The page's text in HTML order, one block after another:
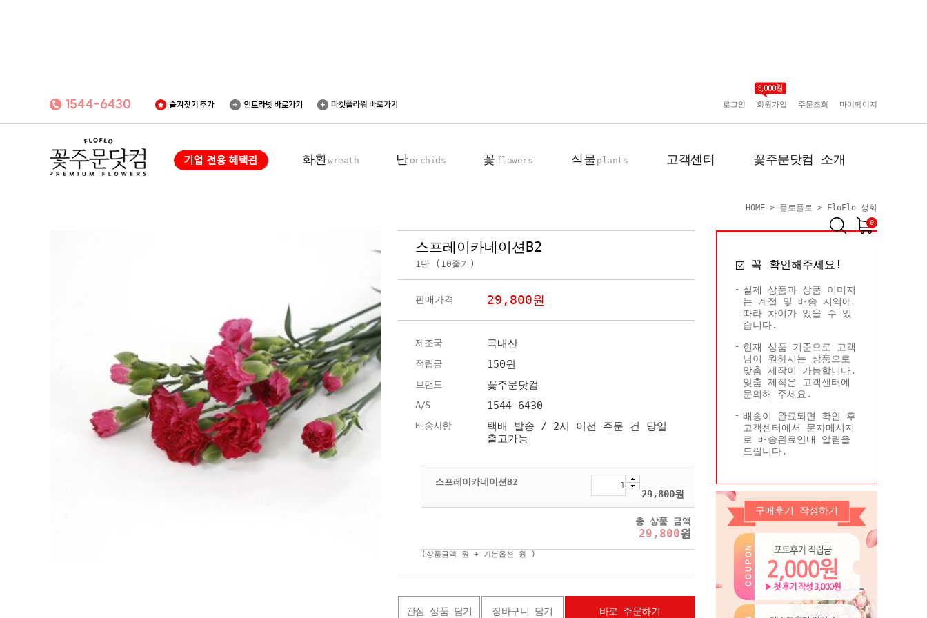
로그인 회원가입 주문조회 마이페이지
화환wreath 난 orchids 꽃 flowers 식물 plants 고객센터 꽃주문닷컴 소개
0
동양란
서양란
꽃다발
Q&A
회사 연혁
플로플로소개
회원사 현황
콜롬비아현황
HOME > 플로플로 > FloFlo 생화
꼭 확인해주세요!
실제 상품과 상품 이미지
는 계절 및 배송 지역에
따라 차이가 있을 수 있
습니다.
현재 상품 기준으로 고객
님이 원하시는 상품으로
맞춤 제작이 가능합니다.
맞춤 제작은 고객센터에
문의해 주세요.
배송이 완료되면 확인 후
고객센터에서 문자메시지
로 배송완료안내 알림을
드립니다.
구매후기 작성하기
스프레이카네이션B2
1단 (10줄기)
판매가격 29,800원
제조국 국내산
적립금 150원
브랜드 꽃주문닷컴
A/S 1544-6430
배송사항
택배 발송 / 2시 이전 주문 건 당일
출고가능
스프레이카네이션B2
29,800원
총 상품 금액
29,800원
(상품금액 원 + 기본옵션 원 )
관심 상품 담기 장바구니 담기 바로 주문하기